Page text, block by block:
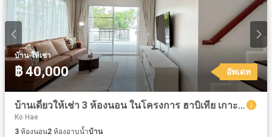
บ้าน·ให้เช่า
฿ 40,000 อัพเดท
บ้านเดี่ยวให้เช่า 3 ห้องนอน ในโครงการ ฮาบิเทีย เกาะ แก้ว
Ko Hae
3 ห้องนอน2 ห้องอาบน้ำบ้าน